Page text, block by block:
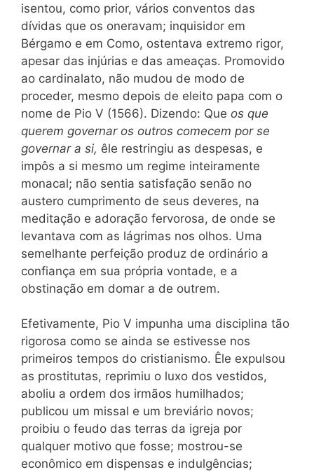
isentou, como prior, vários conventos das
dívidas que os oneravam; inquisidor em
Bérgamo e em Como, ostentava extremo rigor,
apesar das injúrias e das ameaças. Promovido
ao cardinalato, não mudou de modo de
proceder, mesmo depois de eleito papa com o
nome de Pio V (1566). Dizendo: Que os que
querem governar os outros comecem por se
governar a si, êle restringiu as despesas, e
impôs a si mesmo um regime inteiramente
monacal; não sentia satisfação senão no
austero cumprimento de seus deveres, na
meditação e adoração fervorosa, de onde se
levantava com as lágrimas nos olhos. Uma
semelhante perfeição produz de ordinário a
confiança em sua própria vontade, e a
obstinação em domar a de outrem.
Efetivamente, Pio V impunha uma disciplina tão
rigorosa como se ainda se estivesse nos
primeiros tempos do cristianismo. Êle expulsou
as prostitutas, reprimiu o luxo dos vestidos,
aboliu a ordem dos irmãos humilhados;
publicou um missal e um breviário novos;
proibiu o feudo das terras da igreja por
qualquer motivo que fosse; mostrou-se
econômico em dispensas e indulgências;